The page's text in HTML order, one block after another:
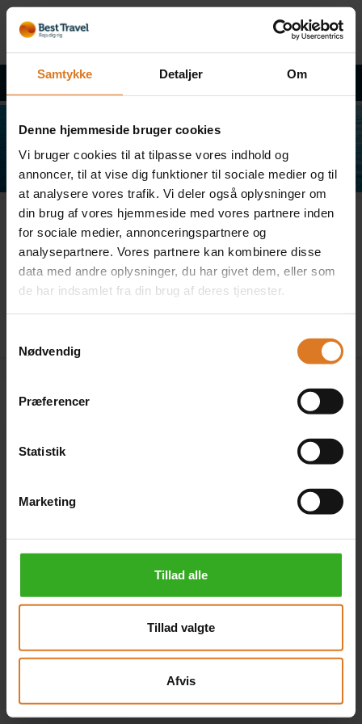
Samtykke Detaljer Om
Denne hjemmeside bruger cookies
Vi bruger cookies til at tilpasse vores indhold og
annoncer, til at vise dig funktioner til sociale medier og til
at analysere vores trafik. Vi deler også oplysninger om
din brug af vores hjemmeside med vores partnere inden
for sociale medier, annonceringspartnere og
analysepartnere. Vores partnere kan kombinere disse
data med andre oplysninger, du har givet dem, eller som
de har indsamlet fra din brug af deres tjenester.
Nødvendig
Præferencer
Statistik
Marketing
Tillad alle
Tillad valgte
Afvis
Tilbage til rejsebeskrivelsen
Fejl